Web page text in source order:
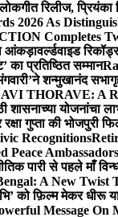
रिलीज, प्रियंका
2026 As
Completes
आंकड़ावर्ल्डवाइड
का प्रतिष्ठित सम्मान
शन्मुखानंद
THORAVE: A
योजनांचा
गुप्ता की भोजपुरी
Recognitions
पारी से पहले माँ
A New Twist
को फ़िल्म मेकर धीरू
Message